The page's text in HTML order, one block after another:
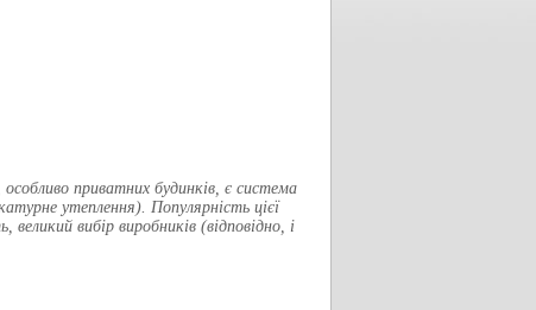
особливо приватних будинків, є система
утеплення). Популярність цієї
вибір виробників (відповідно, і